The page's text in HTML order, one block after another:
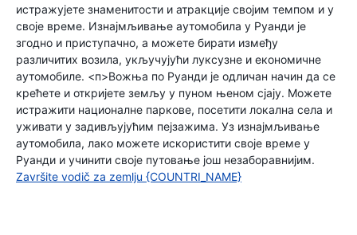
истражујете знаменитости и атракције својим темпом и у
своје време. Изнајмљивање аутомобила у Руанди је
згодно и приступачно, а можете бирати између
различитих возила, укључујући луксузне и економичне
аутомобиле. <п>Вожња по Руанди је одличан начин да се
крећете и откријете земљу у пуном њеном сјају. Можете
истражити националне паркове, посетити локална села и
уживати у задивљујућим пејзажима. Уз изнајмљивање
аутомобила, лако можете искористити своје време у
Руанди и учинити своје путовање још незаборавнијим.
Završite vodič za zemlju {COUNTRI_NAME}